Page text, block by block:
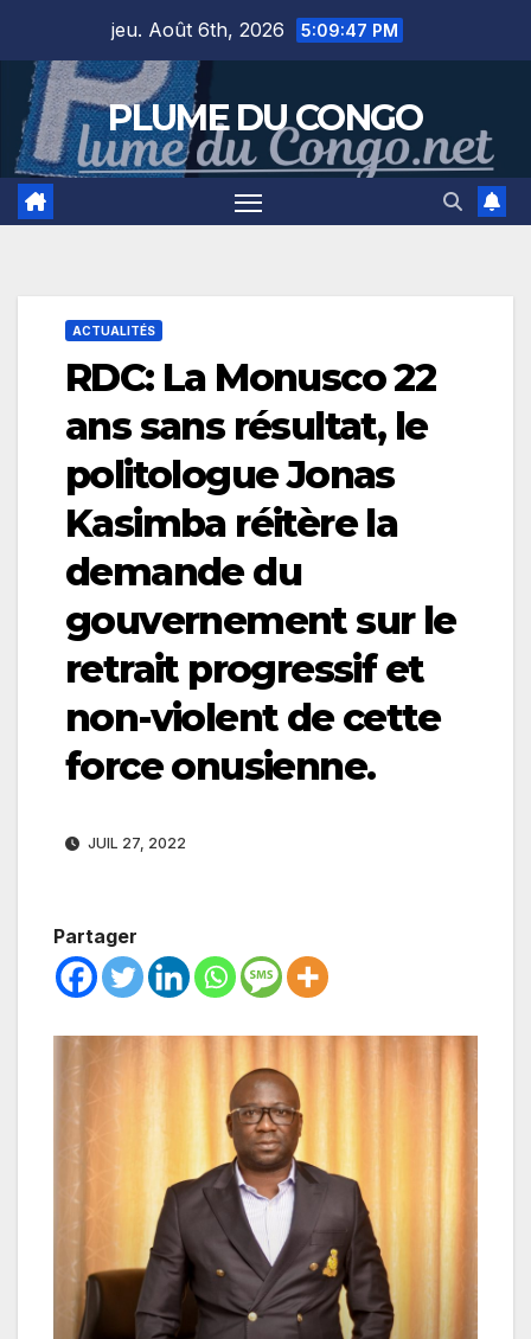
content
jeu. Août 6th, 2026 5:09:47 PM
PLUME DU CONGO
ACTUALITÉS
RDC: La Monusco 22
ans sans résultat, le
politologue Jonas
Kasimba réitère la
demande du
gouvernement sur le
retrait progressif et
non-violent de cette
force onusienne.
JUIL 27, 2022
Partager